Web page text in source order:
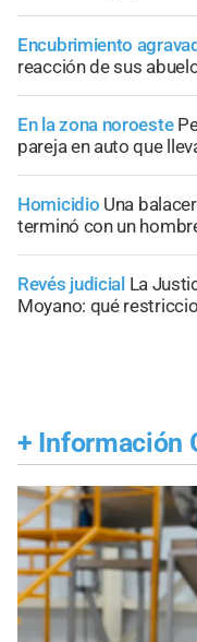
Encubrimiento
reacción de sus
En la zona noroeste
pareja en auto que
Homicidio Una
terminó con un
Revés judicial La
Moyano: qué
+ Información